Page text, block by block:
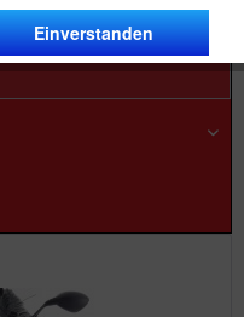
Einverstanden